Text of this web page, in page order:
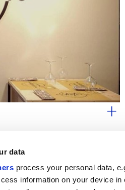
data
process your personal data,
information on your device